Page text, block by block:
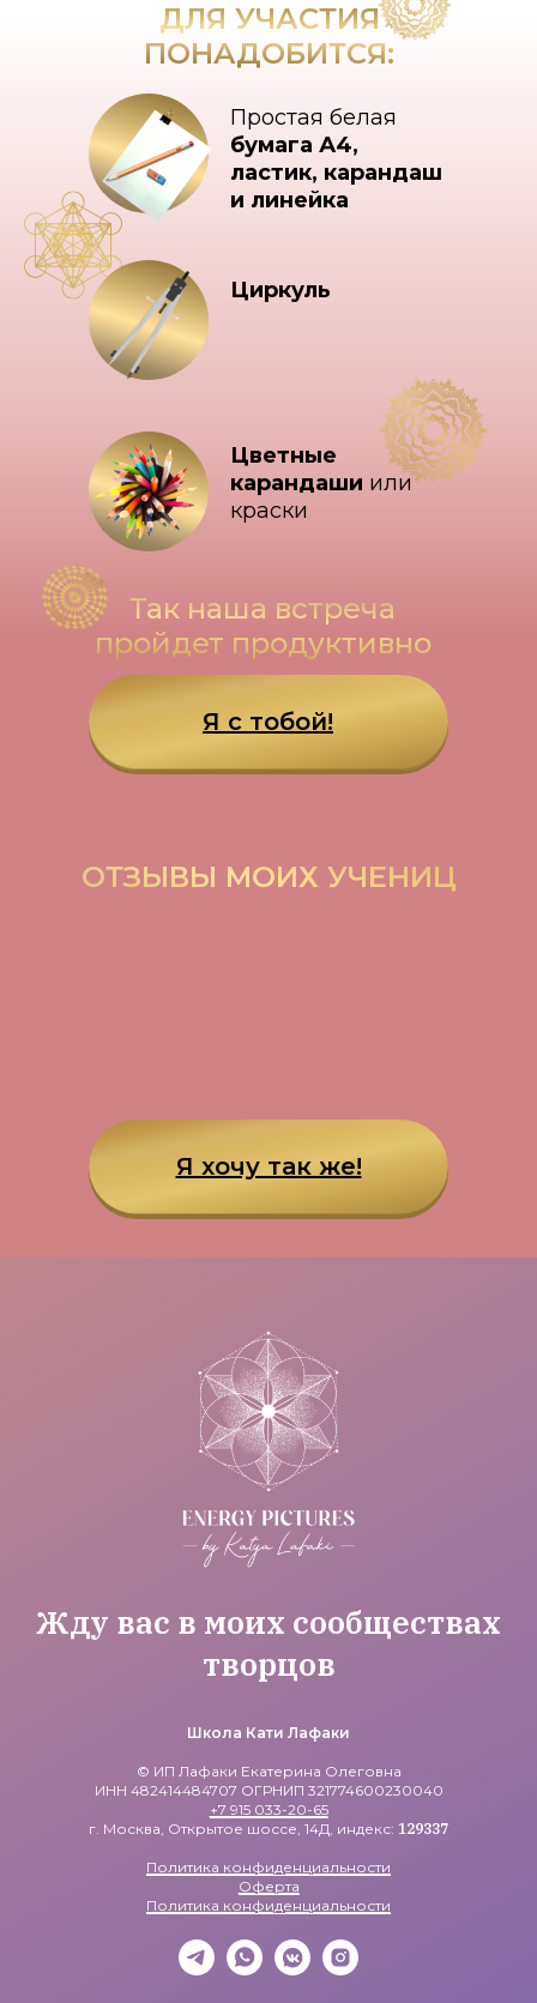
Так наша встреча
пройдет продуктивно
ДЛЯ УЧАСТИЯ
ПОНАДОБИТСЯ:
Я с тобой!
Простая белая
бумага А4,
ластик, карандаш
и линейка
Циркуль
Цветные
карандаши или
краски
ОТЗЫВЫ МОИХ УЧЕНИЦ
Я хочу так же!
Жду вас в моих сообществах
творцов
Школа Кати Лафаки
© ИП Лафаки Екатерина Олеговна
ИНН 482414484707 ОГРНИП 321774600230040
+7 915 033-20-65
г. Москва, Открытое шоссе, 14Д, индекс: 129337
Политика конфиденциальности
Оферта
Политика конфиденциальности